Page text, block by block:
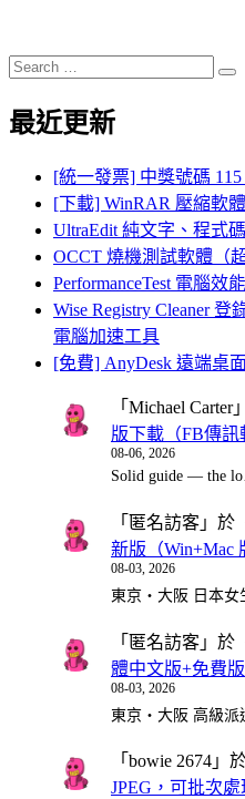
Search
for:
最近更新
[統一發票] 中獎號碼 115
[下載] WinRAR 壓縮軟
UltraEdit 純文字、程式
OCCT 燒機測試軟體（
PerformanceTest 電腦
Wise Registry Cleaner
電腦加速工具
[免費] AnyDesk 遠端桌
「 Michael Carter
版下載（FB傳訊
08-06, 2026
Solid guide — the
「 匿名訪客 」於
新版（Win+Mac
08-03, 2026
東京・大阪 日本女
「 匿名訪客 」於
體中文版+免費版
08-03, 2026
東京・大阪 高級派
「 bowie 2674 」
JPEG，可批次